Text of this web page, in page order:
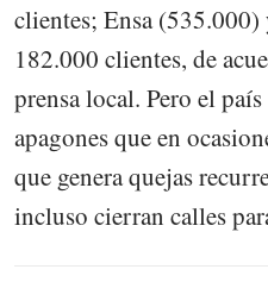
clientes; Ensa
182.000 clientes, de
prensa local. Pero el
apagones que en
que genera quejas
incluso cierran calles